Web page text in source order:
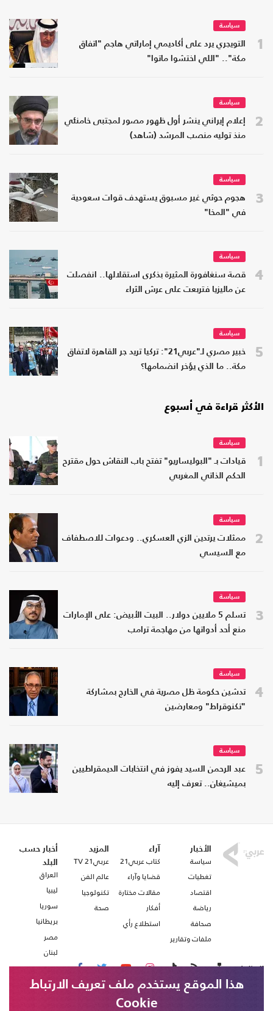
1
سياسة
التويجري يرد على أكاديمي إماراتي هاجم "اتفاق
مكة".. "اللي اختشوا ماتوا"
2
سياسة
إعلام إيراني ينشر أول ظهور مصور لمجتبى خامنئي
منذ توليه منصب المرشد (شاهد)
3
سياسة
هجوم حوثي غير مسبوق يستهدف قوات سعودية
في "المخا"
4
سياسة
قصة سنغافورة المثيرة بذكرى استقلالها.. انفصلت
عن ماليزيا فتربعت على عرش الثراء
5
سياسة
خبير مصري لـ"عربي21": تركيا تريد جر القاهرة لاتفاق
مكة.. ما الذي يؤخر انضمامها؟
الأكثر قراءة في أسبوع
1
سياسة
قيادات بـ "البوليساريو" تفتح باب النقاش حول مقترح
الحكم الذاتي المغربي
2
سياسة
ممثلات يرتدين الزي العسكري.. ودعوات للاصطفاف
مع السيسي
3
سياسة
تسلم 5 ملايين دولار.. البيت الأبيض: على الإمارات
منع أحد أدواتها من مهاجمة ترامب
4
سياسة
تدشين حكومة ظل مصرية في الخارج بمشاركة
"تكنوقراط" ومعارضين
5
سياسة
عبد الرحمن السيد يفوز في انتخابات الديمقراطيين
بميشيغان.. تعرف إليه
الأخبار
سياسة
تغطيات
اقتصاد
رياضة
صحافة
ملفات وتقارير
آراء
كتاب عربي21
قضايا وآراء
مقالات مختارة
أفكار
استطلاع رأي
المزيد
عربي21 TV
عالم الفن
تكنولوجيا
صحة
أخبار حسب
البلد
العراق
ليبيا
سوريا
بريطانيا
مصر
لبنان
تابعنا على
هذا الموقع يستخدم ملف تعريف الارتباط
Cookie